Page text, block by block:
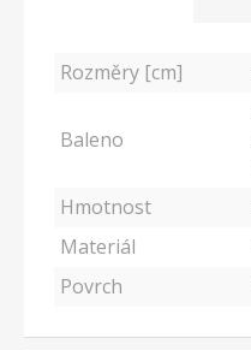
Rozměry [cm]
Baleno
Hmotnost
Materiál
Povrch